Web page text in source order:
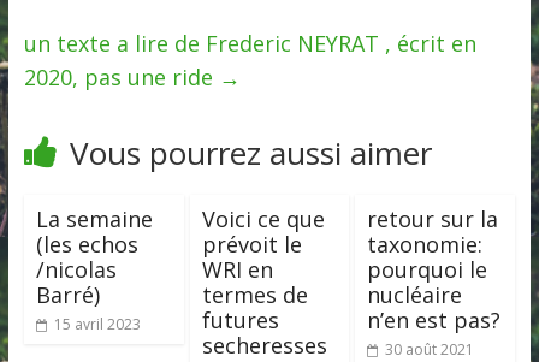
un texte a lire de Frederic NEYRAT , écrit en
2020, pas une ride →
Vous pourrez aussi aimer
La semaine
(les echos
/nicolas
Barré)
15 avril 2023
Voici ce que
prévoit le
WRI en
termes de
futures
secheresses
retour sur la
taxonomie:
pourquoi le
nucléaire
n’en est pas?
30 août 2021